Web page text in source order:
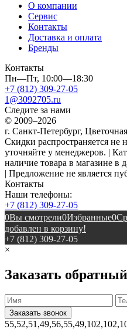
О компании
Сервис
Контакты
Доставка и оплата
Бренды
Контакты
Пн—Пт, 10:00—18:30
+7 (812) 309-27-05
1@3092705.ru
Следите за нами
© 2009–2026
г. Санкт-Петербург,
Скидки распространяется не
уточняйте у менеджеров. |
наличие товара в магазине в
| Предложение не является
Контакты
Наши телефоны:
+7 (812) 309-27-05
0Вы смотрели0Избранные0
добавлен в корзину!
+7 (812) 309-27-05
×
Заказать